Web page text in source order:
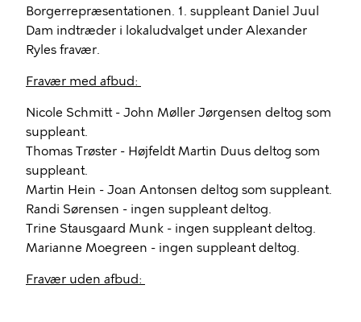
Borgerrepræsentationen. 1. suppleant Daniel Juul
Dam indtræder i lokaludvalget under Alexander
Ryles fravær.
Fravær med afbud:
Nicole Schmitt - John Møller Jørgensen deltog som
suppleant.
Thomas Trøster - Højfeldt Martin Duus deltog som
suppleant.
Martin Hein - Joan Antonsen deltog som suppleant.
Randi Sørensen - ingen suppleant deltog.
Trine Stausgaard Munk - ingen suppleant deltog.
Marianne Moegreen - ingen suppleant deltog.
Fravær uden afbud: